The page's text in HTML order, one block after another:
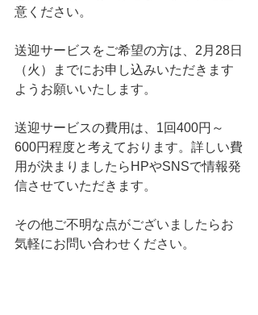
意ください。
送迎サービスをご希望の方は、2月28日
（火）までにお申し込みいただきます
ようお願いいたします。
送迎サービスの費用は、1回400円～
600円程度と考えております。詳しい費
用が決まりましたらHPやSNSで情報発
信させていただきます。
その他ご不明な点がございましたらお
気軽にお問い合わせください。